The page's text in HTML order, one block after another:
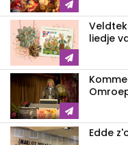
liedje
Edde